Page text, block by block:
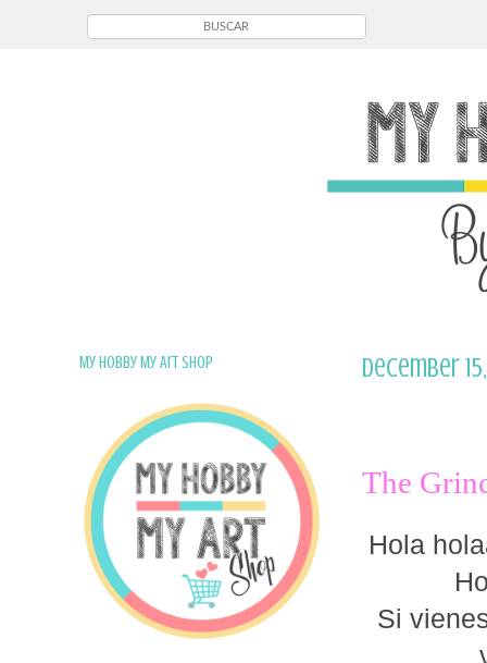
December
The
Hola
Si
My Hobby My Art Shop